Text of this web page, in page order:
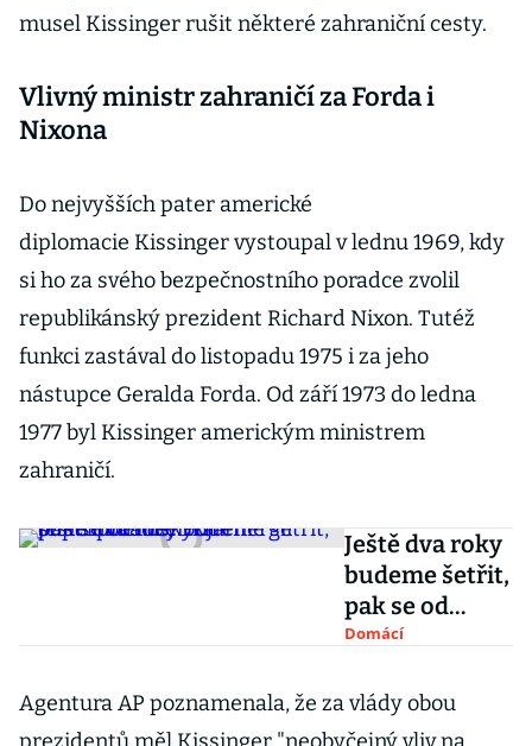
musel Kissinger rušit některé zahraniční cesty.
Vlivný ministr zahraničí za Forda i
Nixona
Do nejvyšších pater americké
diplomacie Kissinger vystoupal v lednu 1969, kdy
si ho za svého bezpečnostního poradce zvolil
republikánský prezident Richard Nixon. Tutéž
funkci zastával do listopadu 1975 i za jeho
nástupce Geralda Forda. Od září 1973 do ledna
1977 byl Kissinger americkým ministrem
zahraničí.
Ještě dva roky
budeme šetřit,
pak se od
ruských
odstřihneme,
říká
Domácí
Agentura AP poznamenala, že za vlády obou